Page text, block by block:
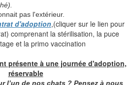
pas l'extérieur.
d'adoption,(cliquer sur le lien pour
comprenant la stérilisation, la puce
et la primo vaccination
présente à une journée d'adoption,
réservable
l’un de nos chats ? Pensez à nous